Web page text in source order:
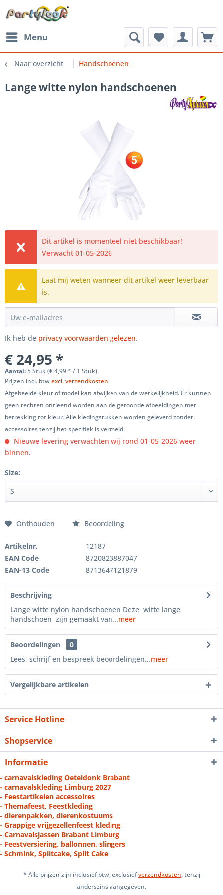
Menu
Naar overzicht Handschoenen
Lange witte nylon handschoenen
Dit artikel is momenteel niet beschikbaar!
Verwacht 01-05-2026
Laat mij weten wanneer dit artikel weer leverbaar
is.
Ik heb de privacy voorwaarden gelezen.
€ 24,95 *
Aantal:5 Stuk (€ 4,99 * / 1 Stuk)
Prijzen incl. btwexcl. verzendkosten
Afgebeelde kleur of model kan afwijken van de werkelijkheid. Er kunnen
geen rechten ontleend worden aan de getoonde afbeeldingen met
betrekking tot kleur. Alle kledingstukken worden geleverd zonder
accessoires tenzij het specifiek is vermeld.
Nieuwe levering verwachten wij rond 01-05-2026 weer
binnen.
Size:
Onthouden Beoordeling
Artikelnr.
12187
EAN Code
8720823887047
EAN-13 Code
8713647121879
Beschrijving
Lange witte nylon handschoenen Deze witte lange
handschoen zijn gemaakt van...meer
Beoordelingen
0
Lees, schrijf en bespreek beoordelingen...meer
Vergelijkbare artikelen
Service Hotline
Shopservice
Informatie
- carnavalskleding Oeteldonk Brabant
- carnavalskleding Limburg 2027
- Feestartikelen accessoires
- Themafeest, Feestkleding
- dierenpakken, dierenkostuums
- Grappige vrijgezellenfeest kleding
- Carnavalsjassen Brabant Limburg
- Feestversiering, ballonnen, slingers
- Schmink, Splitcake, Split Cake
* Alle prijzen zijn inclusief btw, exclusiefverzendkosten, tenzij
anderszins aangegeven.